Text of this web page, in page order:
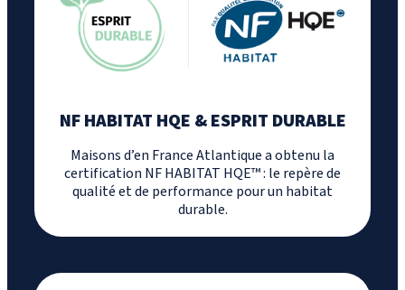
NF HABITAT HQE & ESPRIT DURABLE
Maisons d’en France Atlantique a obtenu la
certification NF HABITAT HQE™ : le repère de
qualité et de performance pour un habitat
durable.